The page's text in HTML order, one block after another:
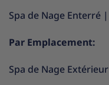
Spa de Nage Enterré |
Par Emplacement:
Spa de Nage Extérieur